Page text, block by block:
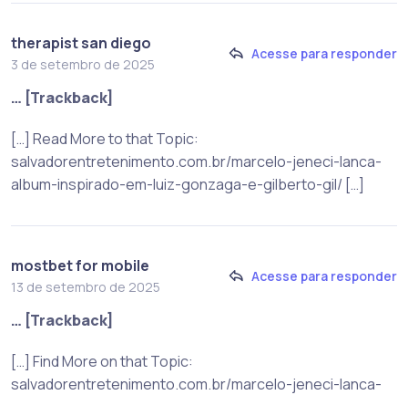
therapist san diego
3 de setembro de 2025
Acesse para responder
… [Trackback]
[…] Read More to that Topic:
salvadorentretenimento.com.br/marcelo-jeneci-lanca-
album-inspirado-em-luiz-gonzaga-e-gilberto-gil/ […]
mostbet for mobile
13 de setembro de 2025
Acesse para responder
… [Trackback]
[…] Find More on that Topic:
salvadorentretenimento.com.br/marcelo-jeneci-lanca-